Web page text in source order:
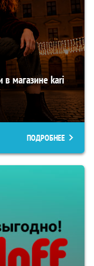
магазине kari
ПОДРОБНЕЕ